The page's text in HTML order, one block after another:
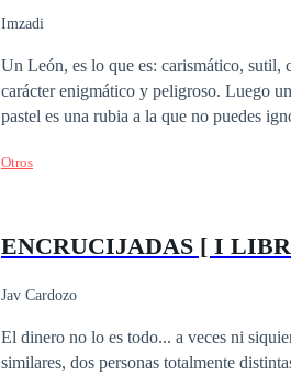
Imzadi
Un León, es lo que es: carismático, sutil,
carácter enigmático y peligroso. Luego
pastel es una rubia a la que no puedes
Otros
ENCRUCIJADAS [ I
Jav Cardozo
El dinero no lo es todo... a veces ni
similares, dos personas totalmente